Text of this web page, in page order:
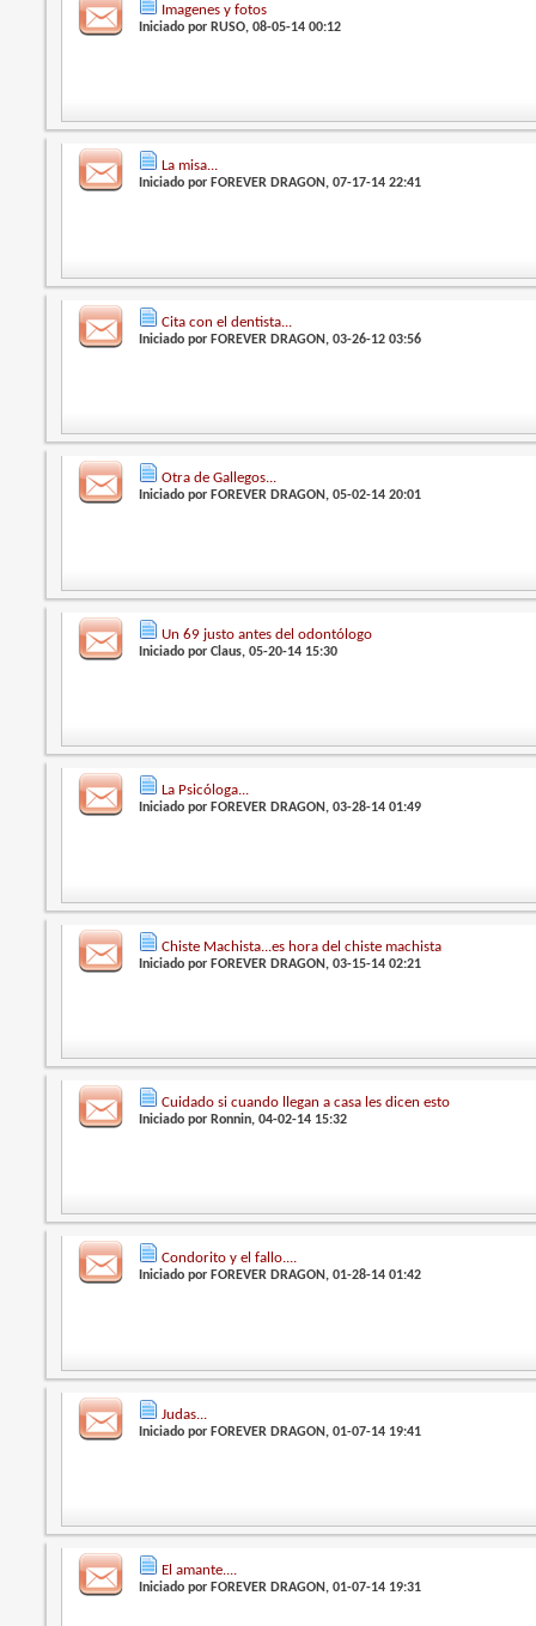
Imagenes y fotos
Iniciado por RUSO, 08-05-14 00:12
La misa...
Iniciado por FOREVER DRAGON, 07-17-14 22:41
Cita con el dentista...
Iniciado por FOREVER DRAGON, 03-26-12 03:56
Otra de Gallegos...
Iniciado por FOREVER DRAGON, 05-02-14 20:01
Un 69 justo antes del odontólogo
Iniciado porClaus, 05-20-14 15:30
La Psicóloga...
Iniciado por FOREVER DRAGON, 03-28-14 01:49
Chiste Machista...es hora del chiste machista
Iniciado por FOREVER DRAGON, 03-15-14 02:21
Cuidado si cuando llegan a casa les dicen esto
Iniciado por Ronnin, 04-02-14 15:32
Condorito y el fallo....
Iniciado porFOREVER DRAGON, 01-28-14 01:42
Judas...
Iniciado por FOREVER DRAGON, 01-07-14 19:41
El amante....
Iniciado porFOREVER DRAGON, 01-07-14 19:31